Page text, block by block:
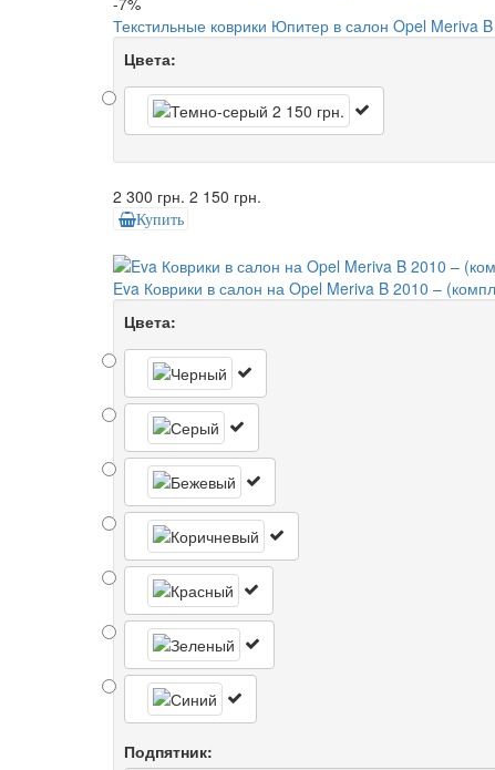
Текстильные коврики Юпитер в салон Opel Meriva
Цвета:
2 300 грн. 2 150 грн.
Купить
Eva Коврики в салон на Opel Meriva B 2010 –
Цвета:
Подпятник: